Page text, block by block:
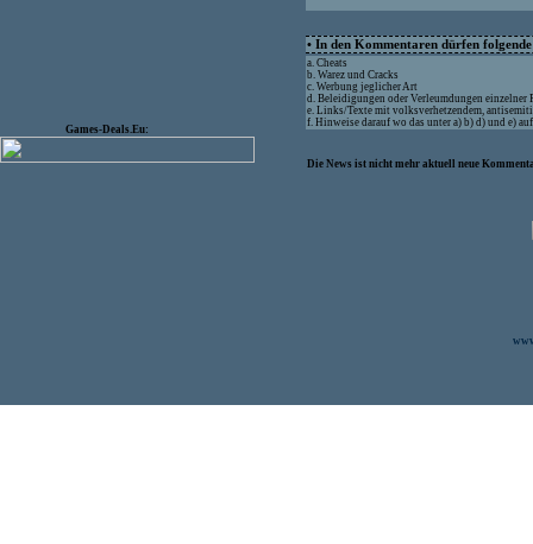
Games-Deals.Eu:
• In den Kommentaren dürfen
a. Cheats
b. Warez und Cracks
c. Werbung jeglicher Art
d. Beleidigungen oder Verleumdungen einzelner
e. Links/Texte mit volksverhetzendem,
f. Hinweise darauf wo das unter a) b) d) und e)
Die News ist nicht mehr aktuell neue